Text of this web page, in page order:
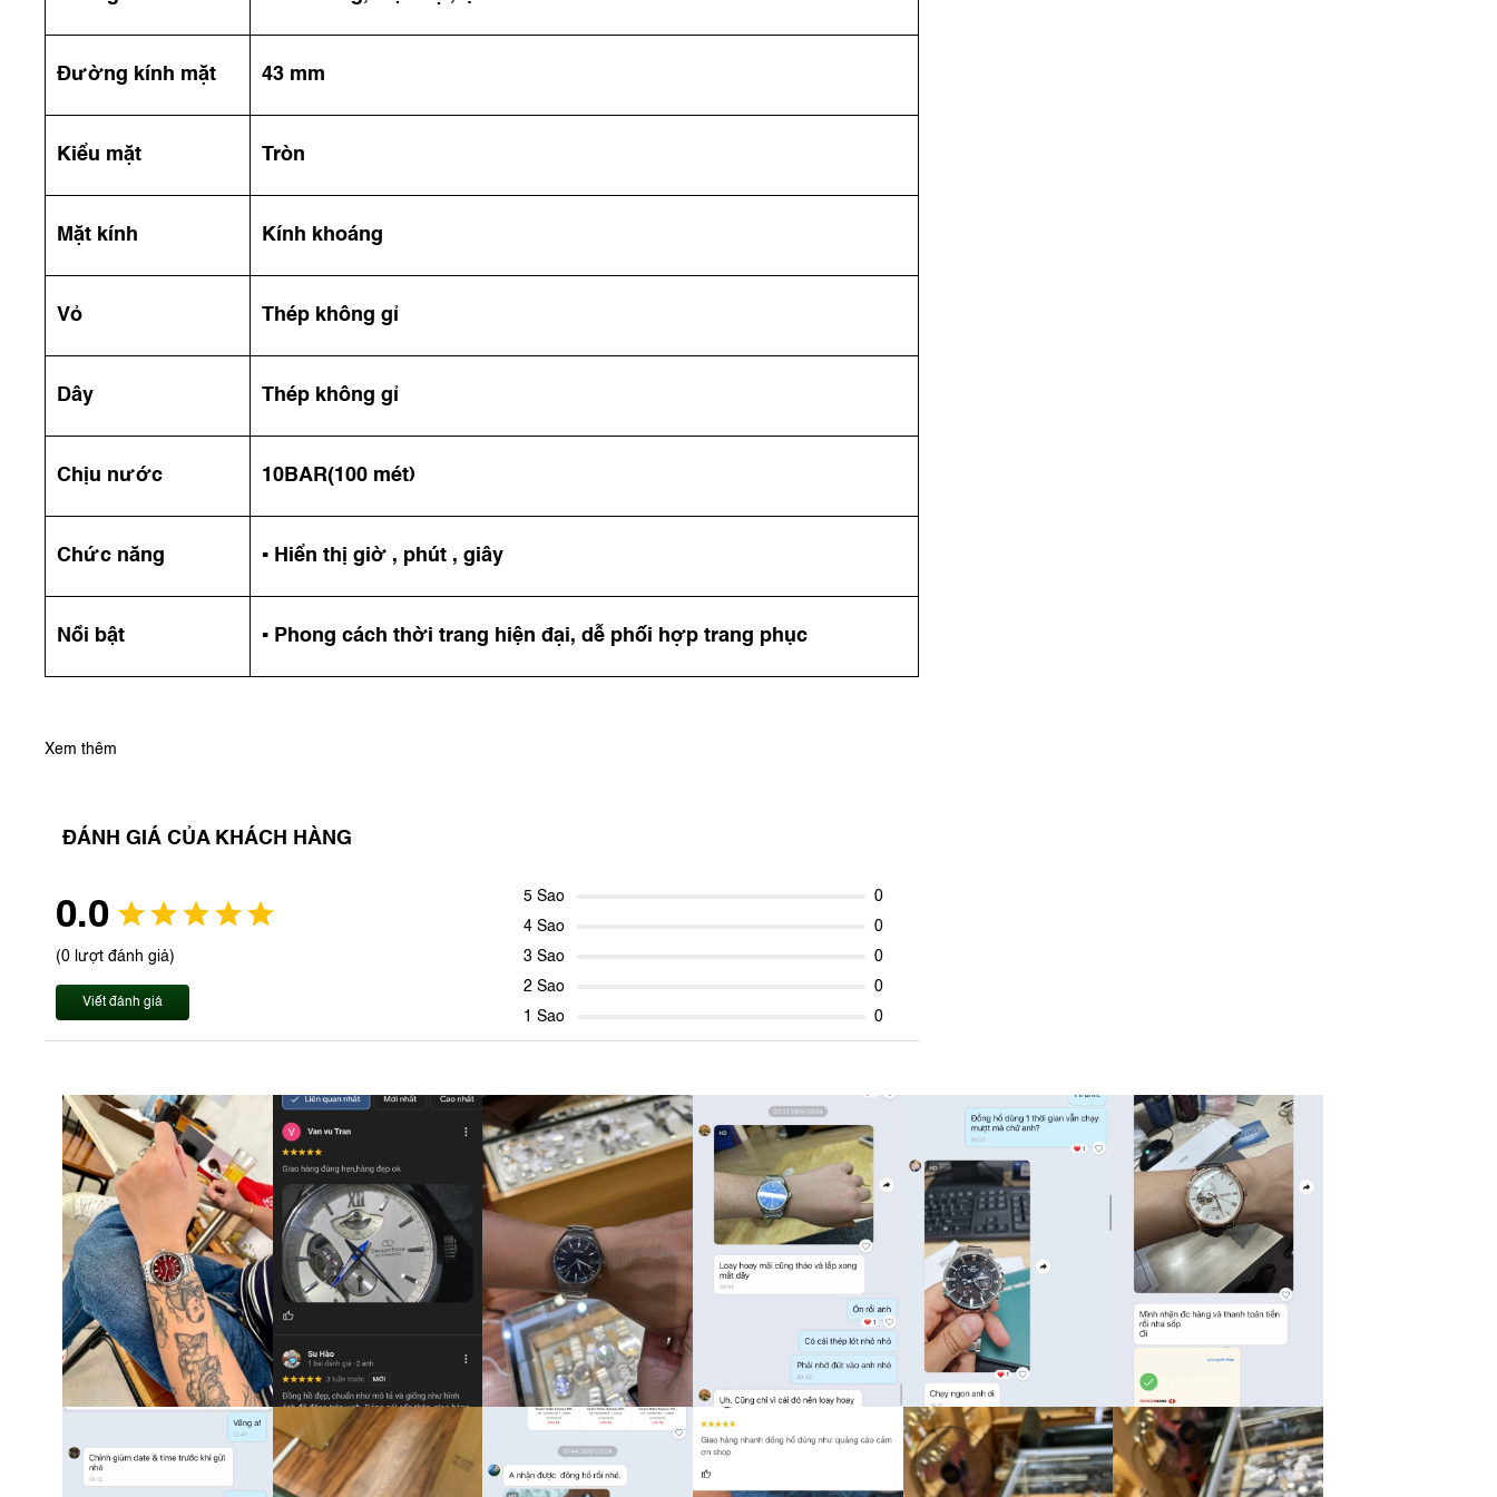
Đường kính mặt 43 mm
Kiểu mặt Tròn
Mặt kính Kính khoáng
Vỏ Thép không gỉ
Dây Thép không gỉ
Chịu nước 10BAR(100 mét)
Chức năng ▪️ Hiển thị giờ , phút , giây
Nổi bật ▪️ Phong cách thời trang hiện đại, dễ phối hợp trang phục
Xem thêm
ĐÁNH GIÁ CỦA KHÁCH HÀNG
0.0
(0 lượt đánh giá)
Viết đánh giá
5 Sao
0
4 Sao
0
3 Sao
0
2 Sao
0
1 Sao
0